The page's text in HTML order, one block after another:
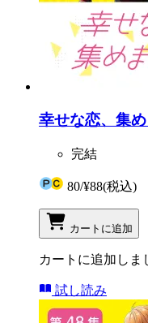
幸せな恋、集
完結
80/¥88(税込)
カートに追加
カートに追加しま
試し読み